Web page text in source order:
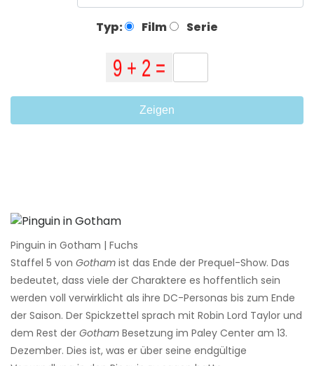
Typ: Film Serie
Zeigen
Pinguin in Gotham | Fuchs
Staffel 5 von Gotham ist das Ende der Prequel-Show. Das
bedeutet, dass viele der Charaktere es hoffentlich sein
werden voll verwirklicht als ihre DC-Personas bis zum Ende
der Saison. Der Spickzettel sprach mit Robin Lord Taylor und
dem Rest der Gotham Besetzung im Paley Center am 13.
Dezember. Dies ist, was er über seine endgültige